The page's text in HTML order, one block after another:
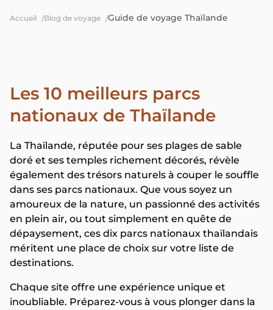
Accueil Blog de voyage Guide de voyage Thaïlande
Les 10 meilleurs parcs
nationaux de Thaïlande
La Thaïlande, réputée pour ses plages de sable
doré et ses temples richement décorés, révèle
également des trésors naturels à couper le souffle
dans ses parcs nationaux. Que vous soyez un
amoureux de la nature, un passionné des activités
en plein air, ou tout simplement en quête de
dépaysement, ces dix parcs nationaux thaïlandais
méritent une place de choix sur votre liste de
destinations.
Chaque site offre une expérience unique et
inoubliable. Préparez-vous à vous plonger dans la